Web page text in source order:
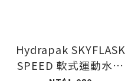
Hydrapak SKYFLASK
SPEED 軟式運動水壺